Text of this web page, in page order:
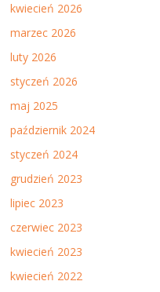
kwiecień 2026
marzec 2026
luty 2026
styczeń 2026
maj 2025
październik 2024
styczeń 2024
grudzień 2023
lipiec 2023
czerwiec 2023
kwiecień 2023
kwiecień 2022